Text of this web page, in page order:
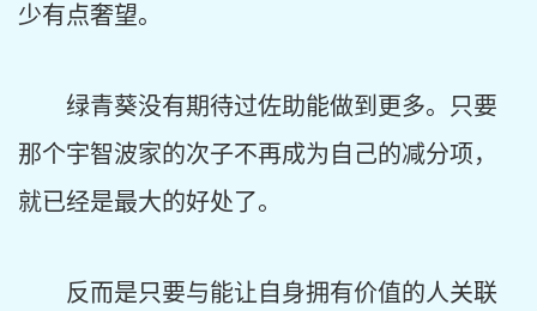
少有点奢望。
绿青葵没有期待过佐助能做到更多。只要
那个宇智波家的次子不再成为自己的减分项，
就已经是最大的好处了。
反而是只要与能让自身拥有价值的人关联